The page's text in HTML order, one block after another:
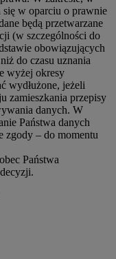
w oparciu o prawnie
będą przetwarzane
(w szczególności do
obowiązujących
do czasu uznania
wyżej okresy
wydłużone, jeżeli
zamieszkania przepisy
danych. W
Państwa danych
zgody – do momentu
Państwa